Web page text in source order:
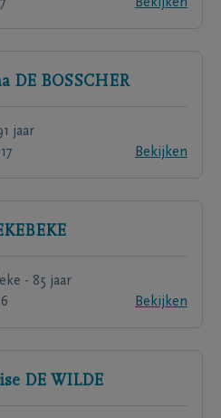
DE BOSSCHER
jaar
Bekijken
- 85 jaar
Bekijken
DE WILDE